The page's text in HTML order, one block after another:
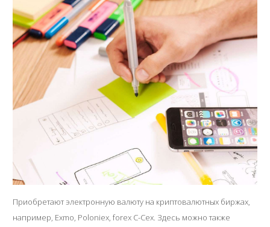
Приобретают электронную валюту на криптовалютных биржах,
например, Exmo, Poloniex,forex C-Cex. Здесь можно также